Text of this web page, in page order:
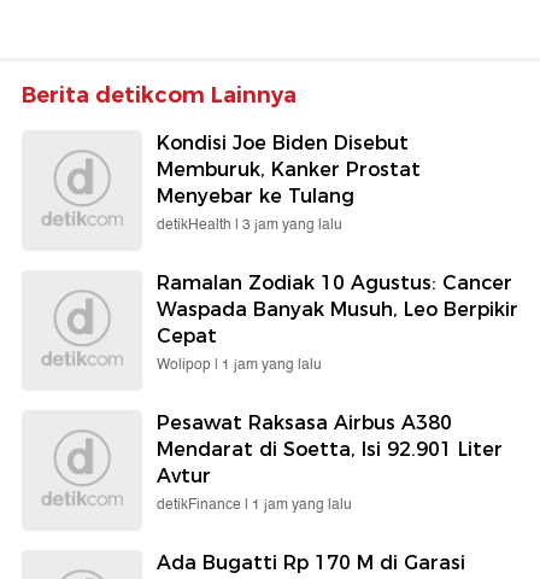
Berita detikcom Lainnya
Kondisi Joe Biden Disebut
Memburuk, Kanker Prostat
Menyebar ke Tulang
detikHealth | 3 jam yang lalu
Ramalan Zodiak 10 Agustus: Cancer
Waspada Banyak Musuh, Leo Berpikir
Cepat
Wolipop | 1 jam yang lalu
Pesawat Raksasa Airbus A380
Mendarat di Soetta, Isi 92.901 Liter
Avtur
detikFinance | 1 jam yang lalu
Ada Bugatti Rp 170 M di Garasi